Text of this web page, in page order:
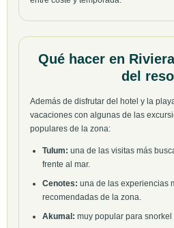
Qué hacer en
del
Además de disfrutar del hotel y la
vacaciones con algunas de las
populares de la zona:
Tulum: una de las visitas más
frente al mar.
Cenotes: una de las experiencias
recomendadas de la zona.
Akumal: muy popular para